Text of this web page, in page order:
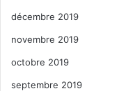
décembre 2019
novembre 2019
octobre 2019
septembre 2019